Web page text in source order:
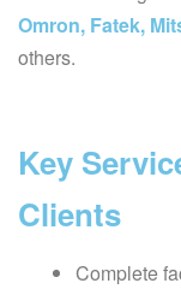
Omron, Fatek,
others.
Key
Clients
Complete